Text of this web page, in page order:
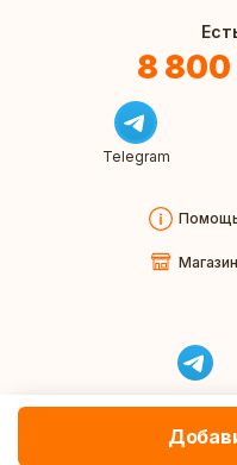
8 800
Telegram